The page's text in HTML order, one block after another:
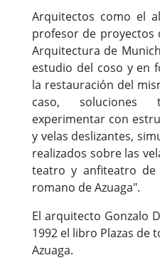
Arquitectos como el
profesor de proyectos
Arquitectura de
estudio del coso y en
la restauración del
caso, soluciones
experimentar con
y velas deslizantes,
realizados sobre las
teatro y anfiteatro de
romano de Azuaga".
El arquitecto Gonzalo
1992 el libro Plazas de
Azuaga.